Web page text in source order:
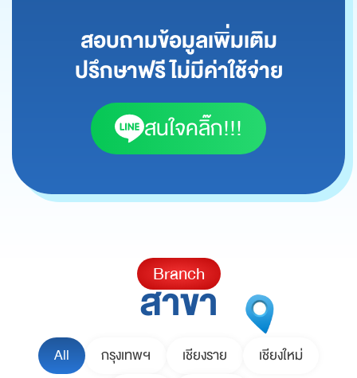
สอบถามข้อมูลเพิ่มเติม
ปรึกษาฟรี ไม่มีค่าใช้จ่าย
สนใจคลิ๊ก!!!
Branch
สาขา
All กรุงเทพฯ เชียงราย
เชียงใหม่